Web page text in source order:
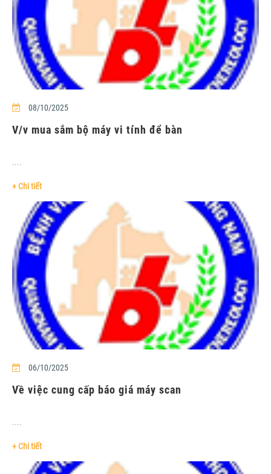
08/10/2025
V/v mua sắm bộ máy vi tính để bàn
....
+ Chi tiết
06/10/2025
Về việc cung cấp báo giá máy scan
....
+ Chi tiết